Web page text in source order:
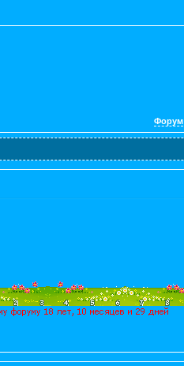
Форум